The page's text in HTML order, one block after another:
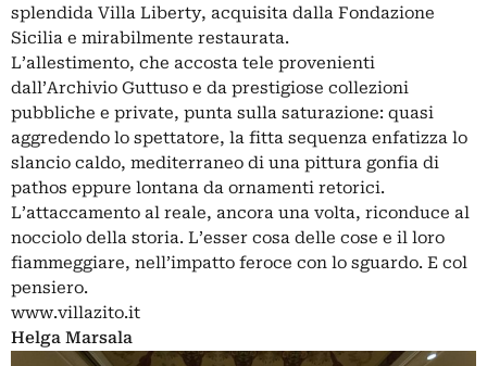
splendida Villa Liberty, acquisita dalla Fondazione
Sicilia e mirabilmente restaurata.
L’allestimento, che accosta tele provenienti
dall’Archivio Guttuso e da prestigiose collezioni
pubbliche e private, punta sulla saturazione: quasi
aggredendo lo spettatore, la fitta sequenza enfatizza lo
slancio caldo, mediterraneo di una pittura gonfia di
pathos eppure lontana da ornamenti retorici.
L’attaccamento al reale, ancora una volta, riconduce al
nocciolo della storia. L’esser cosa delle cose e il loro
fiammeggiare, nell’impatto feroce con lo sguardo. E col
pensiero.
www.villazito.it
Helga Marsala